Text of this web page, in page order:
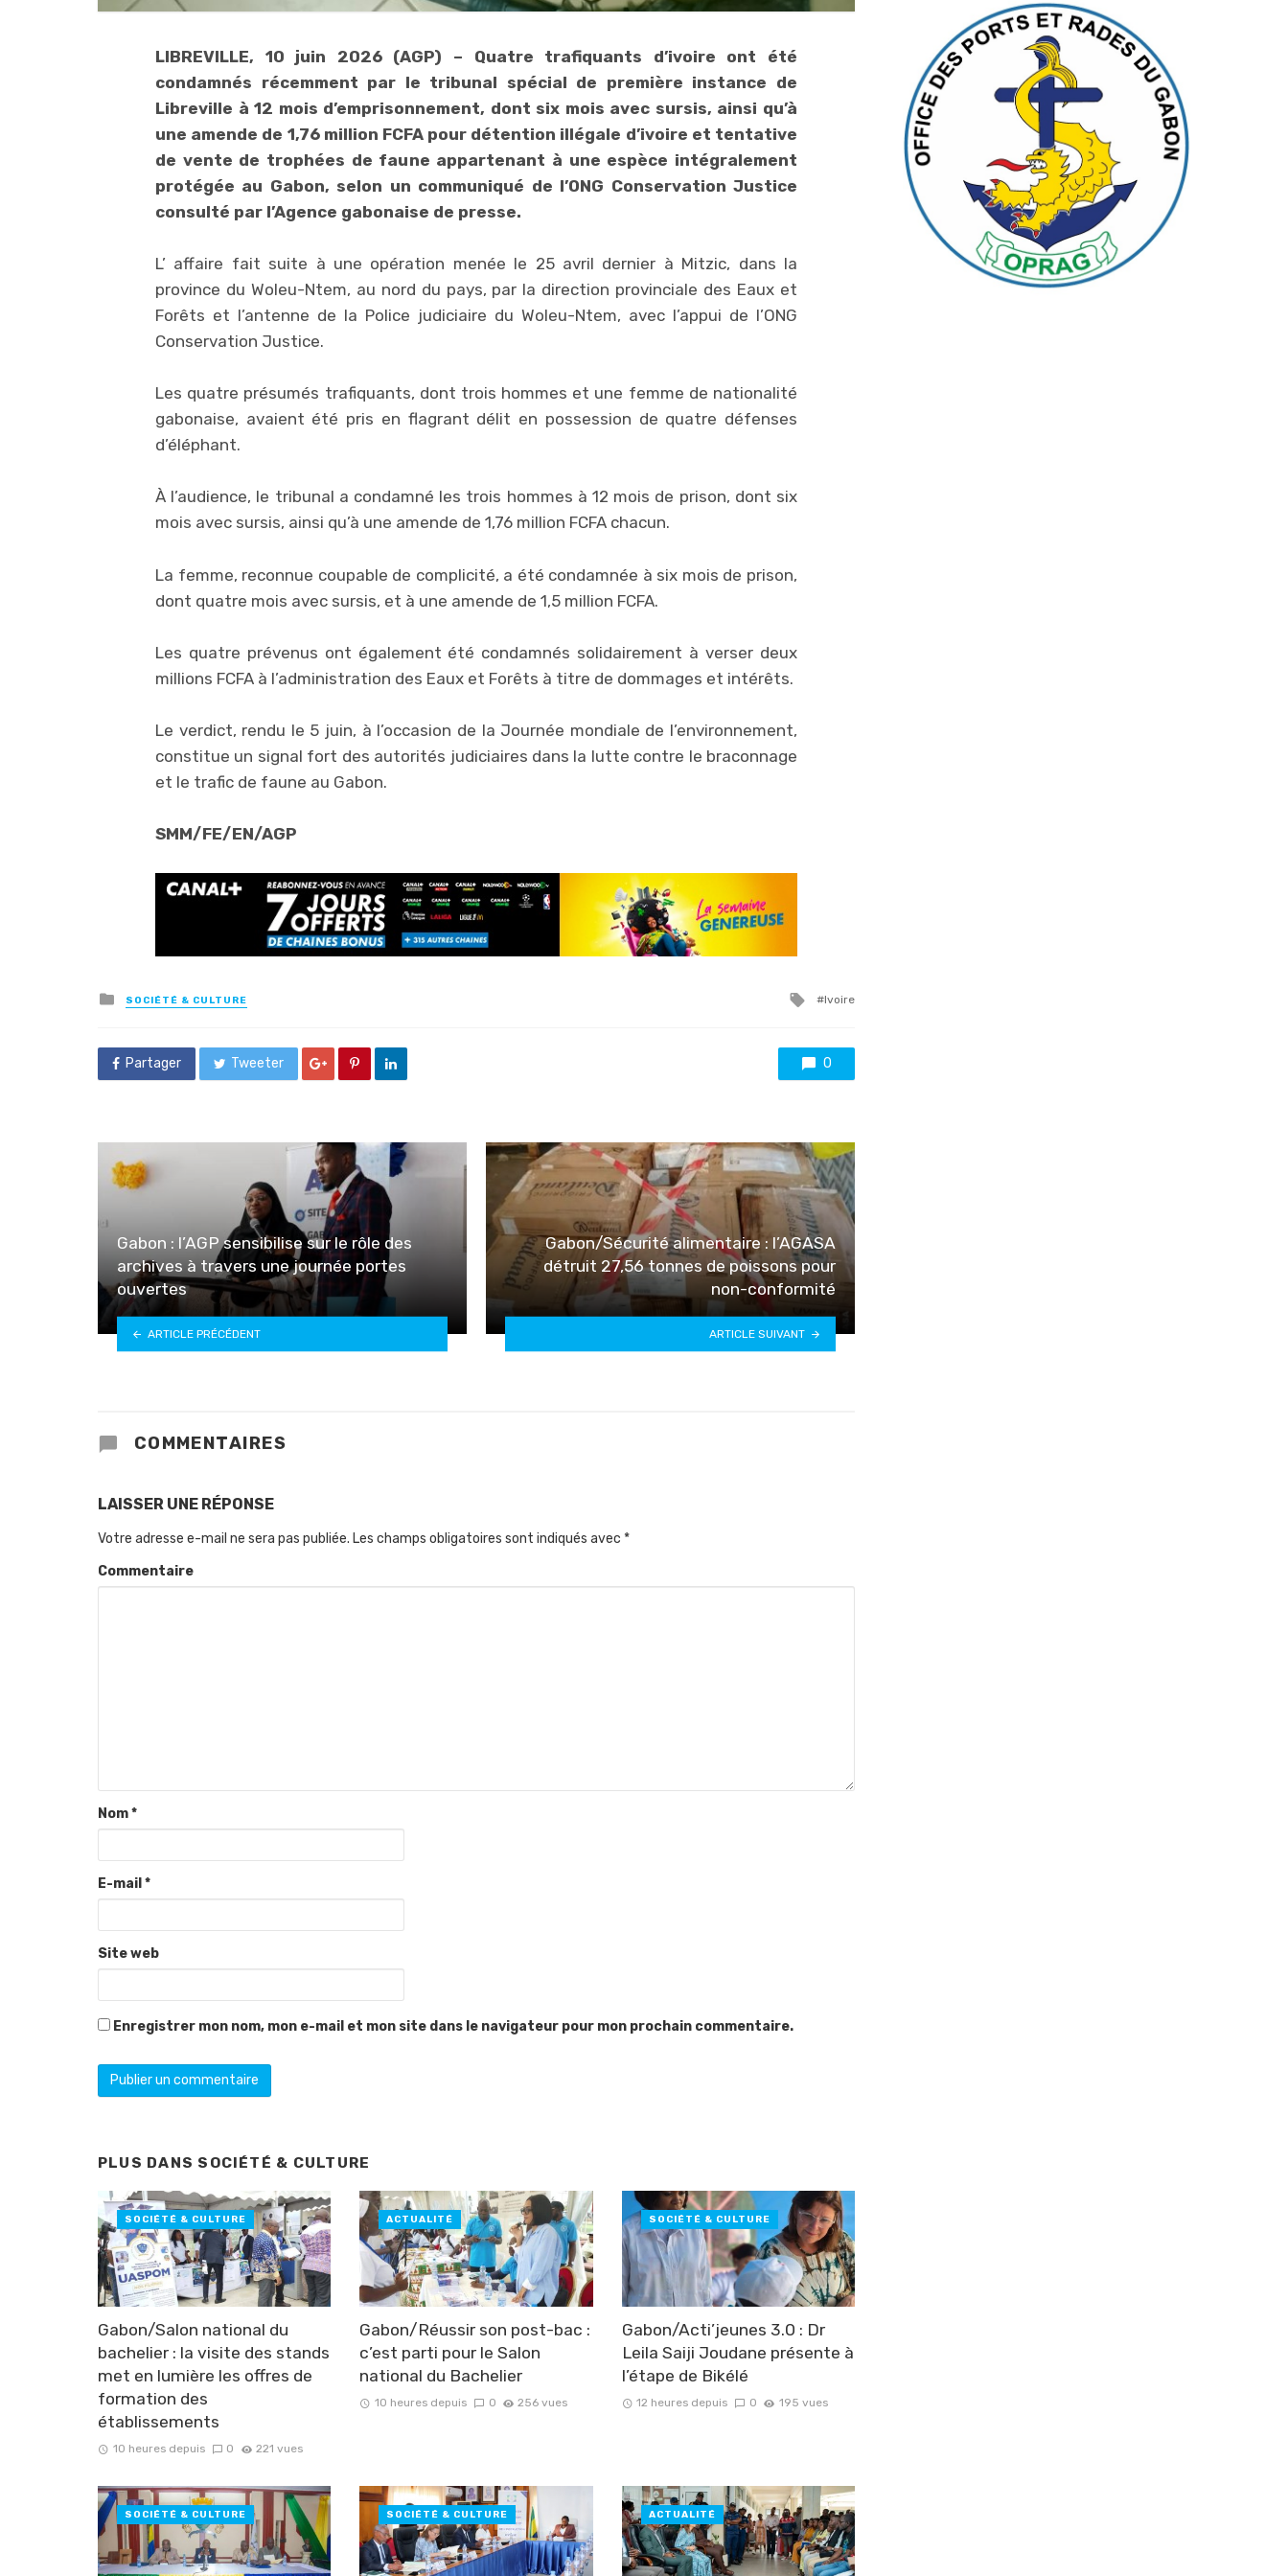
LIBREVILLE, 10 juin 2026 (AGP) – Quatre trafiquants d’ivoire ont été
condamnés récemment par le tribunal spécial de première instance de
Libreville à 12 mois d’emprisonnement, dont six mois avec sursis, ainsi qu’à
une amende de 1,76 million FCFA pour détention illégale d’ivoire et tentative
de vente de trophées de faune appartenant à une espèce intégralement
protégée au Gabon, selon un communiqué de l’ONG Conservation Justice
consulté par l’Agence gabonaise de presse.
L’ affaire fait suite à une opération menée le 25 avril dernier à Mitzic, dans la
province du Woleu-Ntem, au nord du pays, par la direction provinciale des Eaux et
Forêts et l’antenne de la Police judiciaire du Woleu-Ntem, avec l’appui de l’ONG
Conservation Justice.
Les quatre présumés trafiquants, dont trois hommes et une femme de nationalité
gabonaise, avaient été pris en flagrant délit en possession de quatre défenses
d’éléphant.
À l’audience, le tribunal a condamné les trois hommes à 12 mois de prison, dont six
mois avec sursis, ainsi qu’à une amende de 1,76 million FCFA chacun.
La femme, reconnue coupable de complicité, a été condamnée à six mois de prison,
dont quatre mois avec sursis, et à une amende de 1,5 million FCFA.
Les quatre prévenus ont également été condamnés solidairement à verser deux
millions FCFA à l’administration des Eaux et Forêts à titre de dommages et intérêts.
Le verdict, rendu le 5 juin, à l’occasion de la Journée mondiale de l’environnement,
constitue un signal fort des autorités judiciaires dans la lutte contre le braconnage
et le trafic de faune au Gabon.
SMM/FE/EN/AGP
Posted
in
SOCIÉTÉ & CULTURE
Tagged
Ivoire
Partager Tweeter 0
Gabon : l’AGP sensibilise sur le rôle des
archives à travers une journée portes
ouvertes
ARTICLE PRÉCÉDENT
Gabon/Sécurité alimentaire : l’AGASA
détruit 27,56 tonnes de poissons pour
non-conformité
ARTICLE SUIVANT
COMMENTAIRES
LAISSER UNE RÉPONSE
Votre adresse e-mail ne sera pas publiée. Les champs obligatoires sont indiqués avec *
Commentaire
Nom*
E-mail *
Site web
Enregistrer mon nom, mon e-mail et mon site dans le navigateur pour mon prochain commentaire.
PLUS DANS SOCIÉTÉ & CULTURE
Gabon/Salon national du
bachelier : la visite des stands
met en lumière les offres de
formation des
établissements
10 heures depuis 0 221 vues
SOCIÉTÉ & CULTURE
Gabon/Réussir son post-bac :
c’est parti pour le Salon
national du Bachelier
10 heures depuis 0 256 vues
ACTUALITÉ
Gabon/Acti’jeunes 3.0 : Dr
Leila Saiji Joudane présente à
l’étape de Bikélé
12 heures depuis 0 195 vues
SOCIÉTÉ & CULTURE
SOCIÉTÉ & CULTURE SOCIÉTÉ & CULTURE ACTUALITÉ